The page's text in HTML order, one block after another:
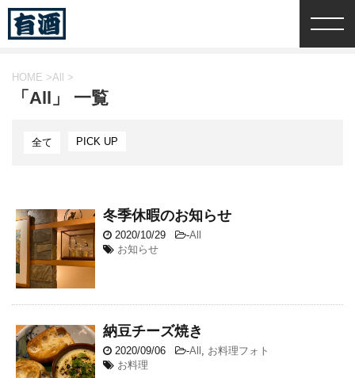
HOME >All >
「All」 一覧
全て PICK UP
冬季休暇のお知らせ
2020/10/29 -All
お知らせ
納豆チーズ焼き
2020/09/06 -All , お料理フォト
お料理